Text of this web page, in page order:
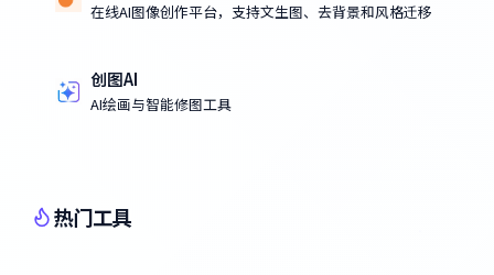
在线AI图像创作平台，支持文生图、去背景和风格迁移
创图AI
AI绘画与智能修图工具
热门工具